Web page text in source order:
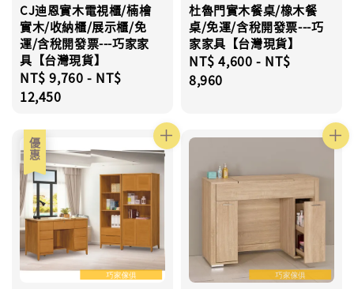
CJ迪恩實木電視櫃/楠檜
實木/收納櫃/展示櫃/免
運/含稅開發票---巧家家
具【台灣現貨】
Regular
price
NT$ 9,760 - NT$
12,450
杜魯門實木餐桌/橡木餐
桌/免運/含稅開發票---巧
家家具【台灣現貨】
Regular
price
NT$ 4,600 - NT$
8,960
優惠